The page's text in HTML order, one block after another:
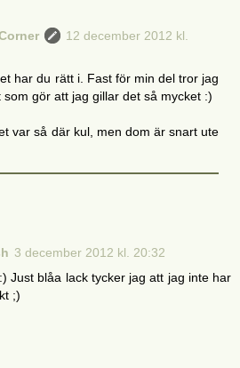
12 december 2012 kl.
har du rätt i. Fast för min del tror jag
gör att jag gillar det så mycket :)
var så där kul, men dom är snart ute
3 december 2012 kl. 20:32
Just blåa lack tycker jag att jag inte har
;)